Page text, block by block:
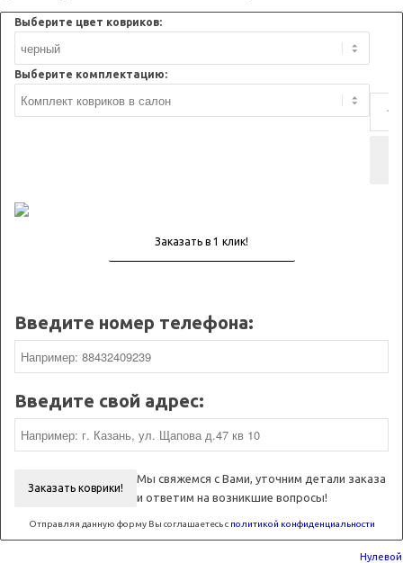
Выберите цвет ковриков:
Выберите комплектацию:
Нулевой
Введите номер телефона:
Введите свой адрес:
Заказать коврики!
Мы свяжемся с Вами, уточним детали заказа
и ответим на возникшие вопросы!
Отправляя данную форму Вы соглашаетесь с политикой конфиденциальности